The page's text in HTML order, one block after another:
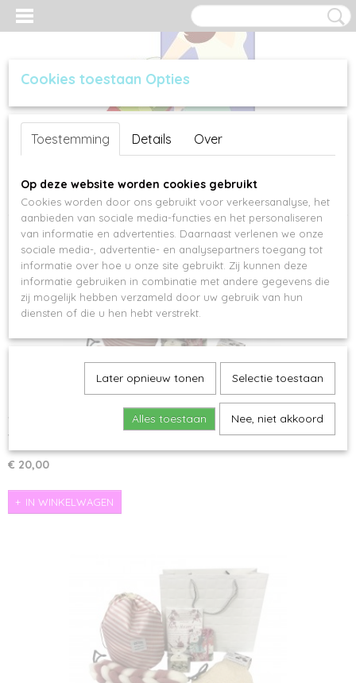
Inloggen Registreren
Wil jij iemand eens helemaal in de watten leggen? Dan is dit…
€ 20,00
IN WINKELWAGEN
Cookies toestaan Opties
Toestemming Details Over
Op deze website worden cookies gebruikt
Cookies worden door ons gebruikt voor verkeersanalyse, het
aanbieden van sociale media-functies en het personaliseren
van informatie en advertenties. Daarnaast verlenen we onze
sociale media-, advertentie- en analysepartners toegang tot
informatie over hoe u onze site gebruikt. Zij kunnen deze
informatie gebruiken in combinatie met andere gegevens die
zij mogelijk hebben verzameld door uw gebruik van hun
diensten of die u hen hebt verstrekt.
Later opnieuw tonen Selectie toestaan
Alles toestaan Nee, niet akkoord